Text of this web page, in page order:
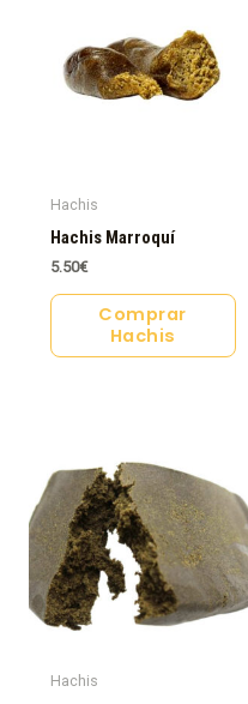
Hachis
Hachis Marroquí
5.50€
Comprar
Hachis
Hachis